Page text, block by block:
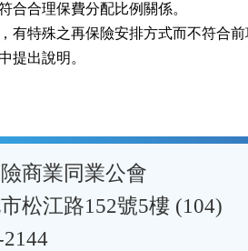
合合理保費分配比例關係。
有特殊之再保險安排方式而不符合
提出說明。
商業同業公會
松江路152號5樓 (104)